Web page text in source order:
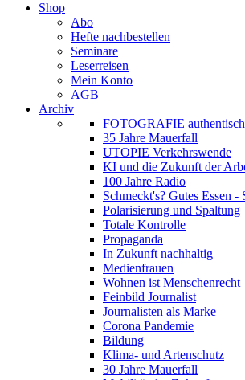
Shop
Abo
Hefte nachbestellen
Seminare
Leserreisen
Mein Konto
AGB
Archiv
FOTOGRAFIE
35 Jahre Mauerfall
UTOPIE Verkehrswende
KI und die Zukunft der
100 Jahre Radio
Schmeckt's? Gutes Essen -
Polarisierung und Spaltung
Totale Kontrolle
Propaganda
In Zukunft nachhaltig
Medienfrauen
Wohnen ist Menschenrecht
Feinbild Journalist
Journalisten als Marke
Corona Pandemie
Bildung
Klima- und Artenschutz
30 Jahre Mauerfall